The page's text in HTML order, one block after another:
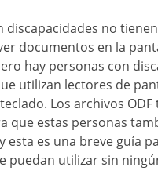
discapacidades no
documentos en la
hay personas con
utilizan lectores de
Los archivos
que estas personas
esta es una breve guía
puedan utilizar sin